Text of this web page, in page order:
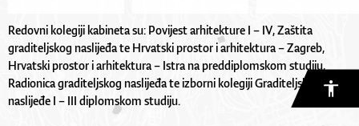
Redovni kolegiji kabineta su: Povijest arhitekture I – IV, Zaštita
graditeljskog naslijeđa te Hrvatski prostor i arhitektura – Zagreb,
Hrvatski prostor i arhitektura – Istra na preddiplomskom studiju,
Radionica graditeljskog naslijeđa te izborni kolegiji Graditeljsko
naslijeđe I – III diplomskom studiju.